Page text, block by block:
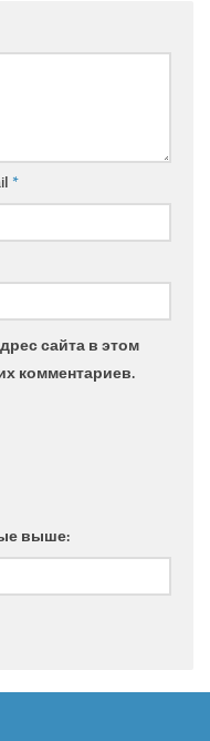
*
сайта в этом
комментариев.
выше: